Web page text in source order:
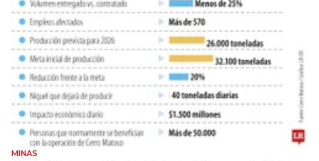
MINAS